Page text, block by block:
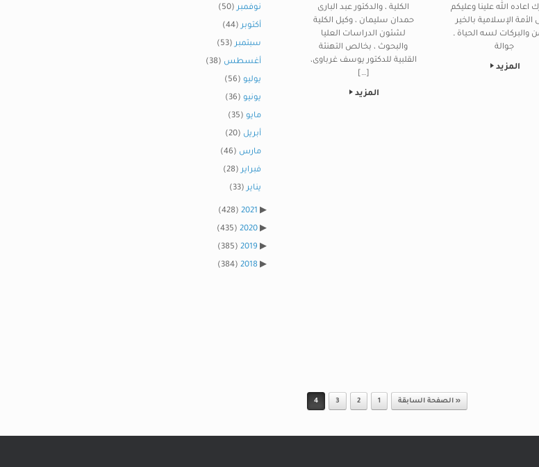
اعاده الله علينا وعليكم
الأمة الإسلامية بالخير
والبركات لسه الحياة ـ
جوالة
المزيد
الكلية ، والدكتور عبد البارى
حمدان سليمان ، وكيل الكلية
لشئون الدراسات العليا
والبحوث ، بخالص التهنئة
القلبية للدكتور يوسف غرباوى،
[…]
المزيد
« الصفحة السابقة 1
2
3
4
نوفمبر(50)
أكتوبر(44)
سبتمبر(53)
أغسطس (38)
يوليو (56)
يونيو (36)
مايو (35)
أبريل (20)
مارس (46)
فبراير(28)
يناير(33)
2021
(428)
2020
(435)
2019
(385)
2018
(384)